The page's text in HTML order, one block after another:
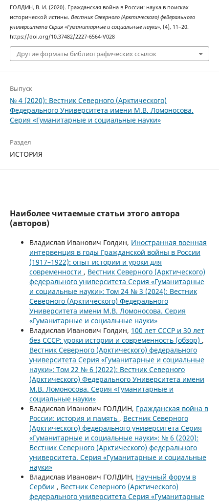
ГОЛДИН, В. И. (2020). Гражданская война в России: наука в поисках
исторической истины. Вестник Северного (Арктического) федерального
университета Серия «Гуманитарные и социальные науки», (4), 11–20.
https://doi.org/10.37482/2227-6564-V028
Другие форматы библиографических ссылок
Выпуск
№ 4 (2020): Вестник Северного (Арктического)
Федерального Университета имени М.В. Ломоносова.
Серия «Гуманитарные и социальные науки»
Раздел
ИСТОРИЯ
Наиболее читаемые статьи этого автора
(авторов)
Владислав Иванович Голдин, Иностранная военная
интервенция в годы Гражданской войны в России
(1917–1922): опыт истории и уроки для
современности , Вестник Северного (Арктического)
федерального университета Серия «Гуманитарные
и социальные науки»: Том 24 № 3 (2024): Вестник
Северного (Арктического) Федерального
Университета имени М.В. Ломоносова. Серия
«Гуманитарные и социальные науки»
Владислав Иванович Голдин, 100 лет СССР и 30 лет
без СССР: уроки истории и современность (обзор) ,
Вестник Северного (Арктического) федерального
университета Серия «Гуманитарные и социальные
науки»: Том 22 № 6 (2022): Вестник Северного
(Арктического) Федерального Университета имени
М.В. Ломоносова. Серия «Гуманитарные и
социальные науки»
Владислав Иванович ГОЛДИН, Гражданская война в
России: история и память , Вестник Северного
(Арктического) федерального университета Серия
«Гуманитарные и социальные науки»: № 6 (2020):
Вестник Северного (Арктического) федерального
университета. Серия «Гуманитарные и социальные
науки»
Владислав Иванович ГОЛДИН, Научный форум в
Сербии , Вестник Северного (Арктического)
федерального университета Серия «Гуманитарные